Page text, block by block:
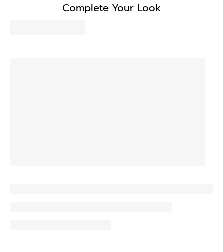
Complete Your Look